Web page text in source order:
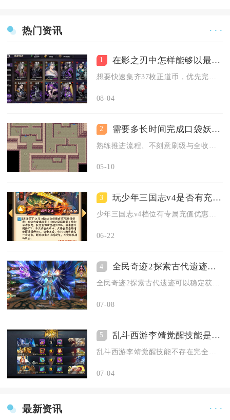
热门资讯 · · ·
1 在影之刃中怎样能够以最快速度获得37正道币
08-04
2 需要多长时间完成口袋妖怪火红七之岛任务
05-10
3 玩少年三国志v4是否有充值优惠
少年三国志v4档位有专属充值优惠，且优惠力度远高于普通零散充...
06-22
4 全民奇迹2探索古代遗迹能否获得珍稀物品
07-08
5 乱斗西游李靖觉醒技能是否有替代或者补充技能
07-04
最新资讯 · · ·